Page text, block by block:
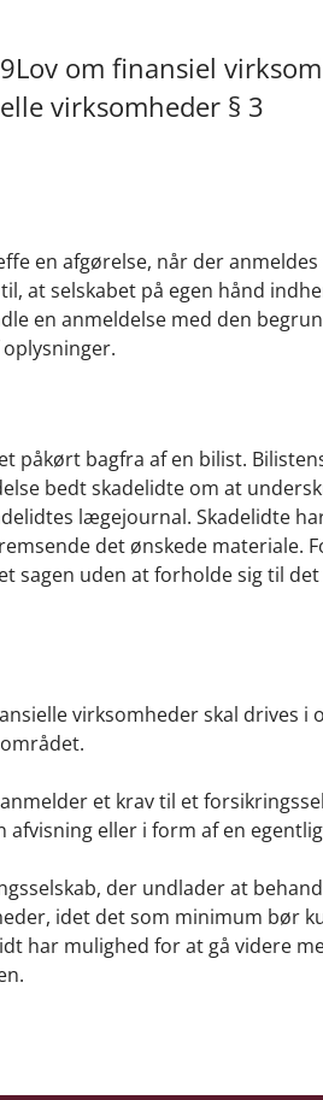
om finansiel
virksomheder § 3
en afgørelse, når der
at selskabet på egen hånd
en anmeldelse med den
påkørt bagfra af en bilist.
bedt skadelidte om at
lægejournal. Skadelidte
det ønskede materiale.
sagen uden at forholde sig til
virksomheder skal drives i
et krav til et
eller i form af en
der undlader at
idet det som minimum bør
har mulighed for at gå videre